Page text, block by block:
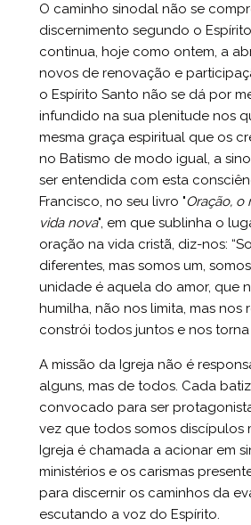
O caminho sinodal não se
discernimento segundo o
continua, hoje como ontem, a
novos de renovação e
o Espírito Santo não se dá por
infundido na sua plenitude nos
mesma graça espiritual que os
no Batismo de modo igual, a
ser entendida com esta
Francisco, no seu livro "Oração, o
vida nova", em que sublinha o
oração na vida cristã, diz-nos:
diferentes, mas somos um,
unidade é aquela do amor, que
humilha, não nos limita, mas nos
constrói todos juntos e nos torna
A missão da Igreja não é
alguns, mas de todos. Cada
convocado para ser
vez que todos somos discípulos
Igreja é chamada a acionar em
ministérios e os carismas
para discernir os caminhos da
escutando a voz do Espírito.